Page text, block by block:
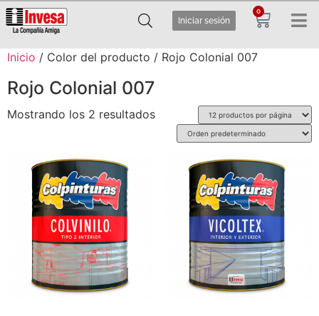
Iniciar sesión
0
Inicio / Color del producto / Rojo Colonial 007
Rojo Colonial 007
Mostrando los 2 resultados